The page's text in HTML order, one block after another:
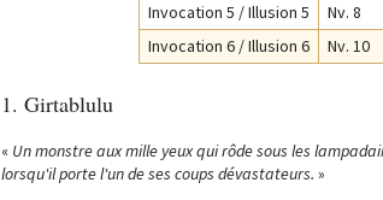
Invocation 5 / Illusion 5
Nv. 8
Invocation 6 / Illusion 6
Nv. 10
1. Girtablulu
« Un monstre aux mille yeux qui rôde sous les
lorsqu'il porte l'un de ses coups dévastateurs.»